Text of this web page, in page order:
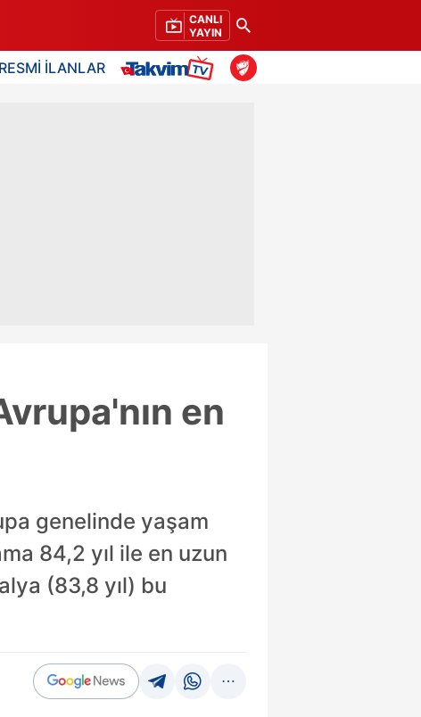
CANLI
YAYIN
RESMİ İLANLAR
en
genelinde yaşam
84,2 yıl ile en uzun
(83,8 yıl) bu